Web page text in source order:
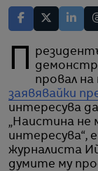
Президентът на САЩ Доналд Тръмп
провал
заявявайки
интересува
„Наистина не
интересува“,
журналиста
думите му